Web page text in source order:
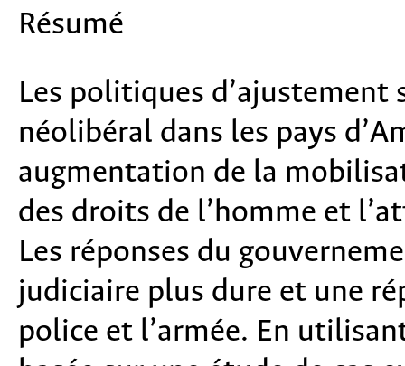
Résumé
Les politiques
néolibéral dans les pays
augmentation de la
des droits de l’homme et
Les réponses du
judiciaire plus dure et une
police et l’armée. En